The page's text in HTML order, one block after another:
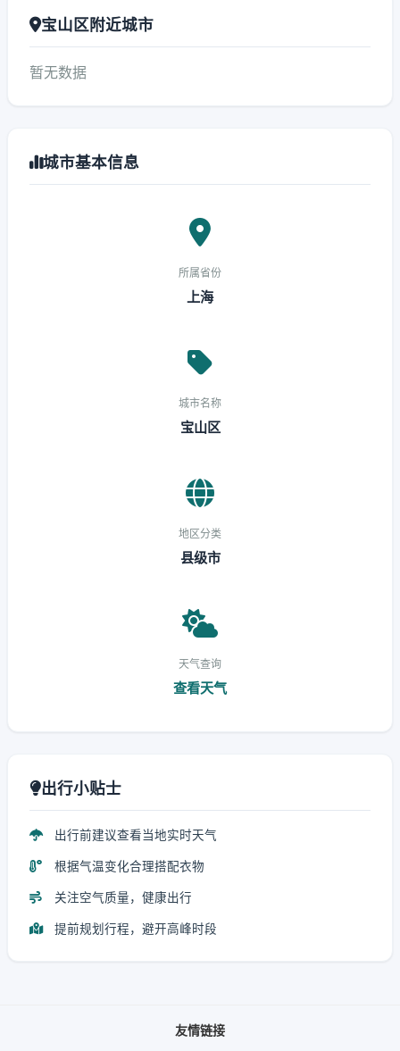
宝山区附近城市
暂无数据
城市基本信息
所属省份
上海
城市名称
宝山区
地区分类
县级市
天气查询
查看天气
出行小贴士
出行前建议查看当地实时天气
根据气温变化合理搭配衣物
关注空气质量，健康出行
提前规划行程，避开高峰时段
友情链接